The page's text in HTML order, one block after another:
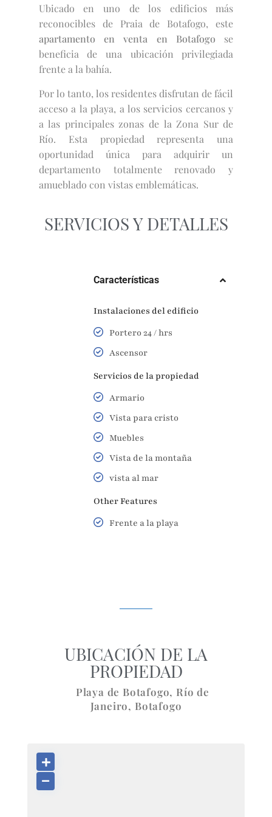
Ubicado en uno de los edificios más
reconocibles de Praia de Botafogo, este
apartamento en venta en Botafogo se
beneficia de una ubicación privilegiada
frente a la bahía.
Por lo tanto, los residentes disfrutan de fácil
acceso a la playa, a los servicios cercanos y
a las principales zonas de la Zona Sur de
Río. Esta propiedad representa una
oportunidad única para adquirir un
departamento totalmente renovado y
amueblado con vistas emblemáticas.
SERVICIOS Y DETALLES
Características
Instalaciones del edificio
Portero 24 / hrs
Ascensor
Servicios de la propiedad
Armario
Vista para cristo
Muebles
Vista de la montaña
vista al mar
Other Features
Frente a la playa
UBICACIÓN DE LA
PROPIEDAD
Playa de Botafogo, Río de
Janeiro, Botafogo